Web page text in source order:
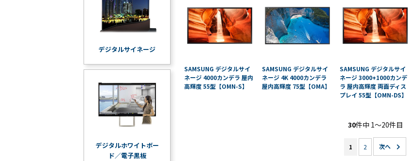
サイネー
ジ
デジタル
電子黒板
プロジェ
クター
液晶ディ
／PCモニ
ター
SAMSUNG デジタルサイ
ネージ 4000カンデラ 屋内
高輝度 55型【OMN-S】
SAMSUNG デジタルサイ
ネージ 4K 4000カンデラ
屋内高輝度 75型【OMA】
SAMSUNG デジタルサイ
ネージ 3000+1000カンデ
ラ 屋内高輝度 両面ディス
プレイ 55型【OMN-DS】
30件中 1〜20件目
1 2
デジタルサイネージ
デジタルホワイトボー
ド／電子黒板